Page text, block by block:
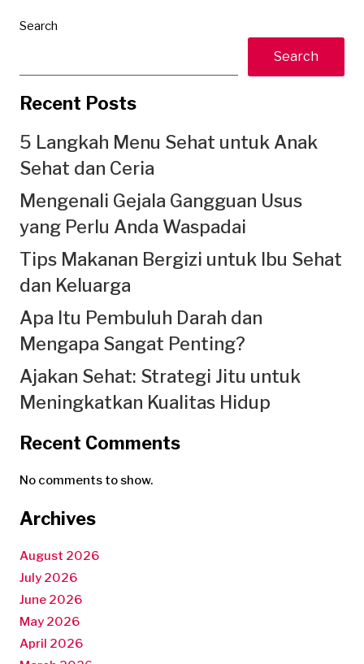
Search
Search
Recent Posts
5 Langkah Menu Sehat untuk Anak
Sehat dan Ceria
Mengenali Gejala Gangguan Usus
yang Perlu Anda Waspadai
Tips Makanan Bergizi untuk Ibu Sehat
dan Keluarga
Apa Itu Pembuluh Darah dan
Mengapa Sangat Penting?
Ajakan Sehat: Strategi Jitu untuk
Meningkatkan Kualitas Hidup
Recent Comments
No comments to show.
Archives
August 2026
July 2026
June 2026
May 2026
April 2026